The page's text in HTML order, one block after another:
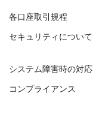
各口座取引規程
セキュリティについて
システム障害時の対応
コンプライアンス